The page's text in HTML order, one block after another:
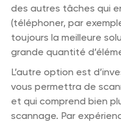
des autres tâches qui
(téléphoner, par
toujours la meilleure
grande quantité
L’autre option est
vous permettra de
et qui comprend bien
scannage. Par